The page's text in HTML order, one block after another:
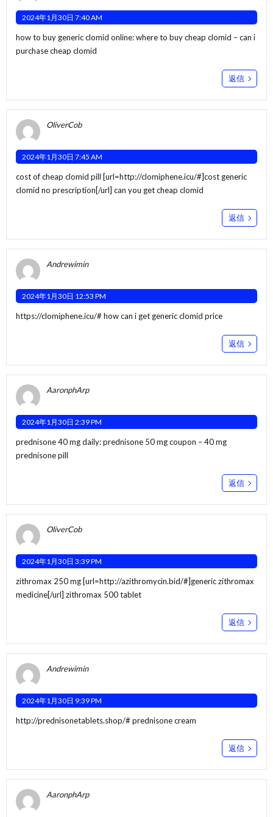
2024年1月30日 7:40 AM
how to buy generic clomid online:where to buy cheap clomid – can i
purchase cheap clomid
返信
OliverCob
2024年1月30日 7:45 AM
cost of cheap clomid pill [url=http://clomiphene.icu/#]cost generic
clomid no prescription[/url] can you get cheap clomid
返信
Andrewimin
2024年1月30日 12:53 PM
https://clomiphene.icu/# how can i get generic clomid price
返信
AaronphArp
2024年1月30日 2:39 PM
prednisone 40 mg daily:prednisone 50 mg coupon – 40 mg
prednisone pill
返信
OliverCob
2024年1月30日 3:39 PM
zithromax 250 mg [url=http://azithromycin.bid/#]generic zithromax
medicine[/url] zithromax 500 tablet
返信
Andrewimin
2024年1月30日 9:39 PM
http://prednisonetablets.shop/# prednisone cream
返信
AaronphArp